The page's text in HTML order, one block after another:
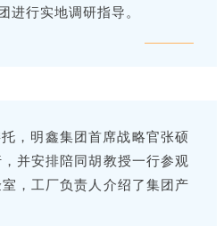
进行实地调研指导。
明鑫集团首席战略官张硕
并安排陪同胡教授一行参观
，工厂负责人介绍了集团产